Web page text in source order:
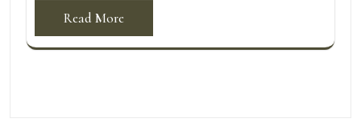
Read More